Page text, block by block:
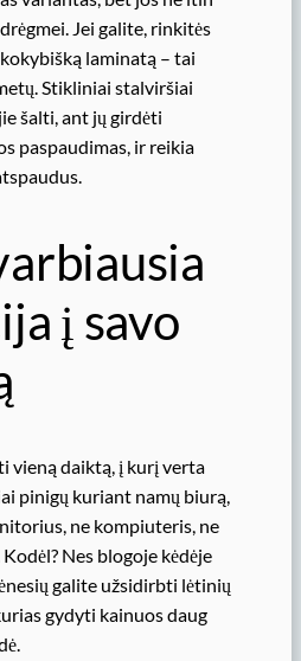
Jei galite, rinkitės
laminatą – tai
Stikliniai stalviršiai
šalti, ant jų girdėti
paspaudimas, ir reikia
į savo
vieną daiktą, į kurį verta
pinigų kuriant namų biurą,
ne kompiuteris, ne
Nes blogoje kėdėje
galite užsidirbti lėtinių
gydyti kainuos daug